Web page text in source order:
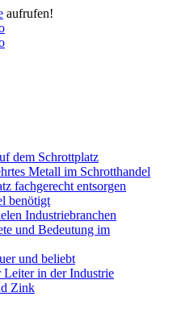
aufrufen!
dem Schrottplatz
Metall im Schrotthandel
fachgerecht entsorgen
benötigt
Industriebranchen
und Bedeutung im
und beliebt
in der Industrie
Zink